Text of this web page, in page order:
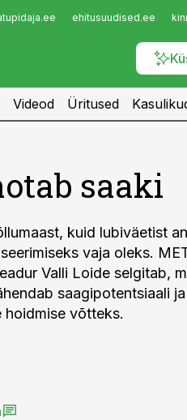
ehitusuudised.ee
Videod Üritused
saaki
kuid lubiväetist
vaja oleks.
Valli Loide selgitab,
saagipotentsiaali
hoidmise võtteks.